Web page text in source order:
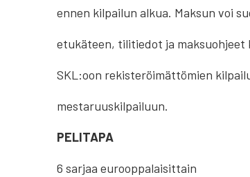
ennen kilpailun alkua. Maksun voi
etukäteen, tilitiedot ja maksuohjeet
SKL:oon rekisteröimättömien
mestaruuskilpailuun.
PELITAPA
6 sarjaa eurooppalaisittain